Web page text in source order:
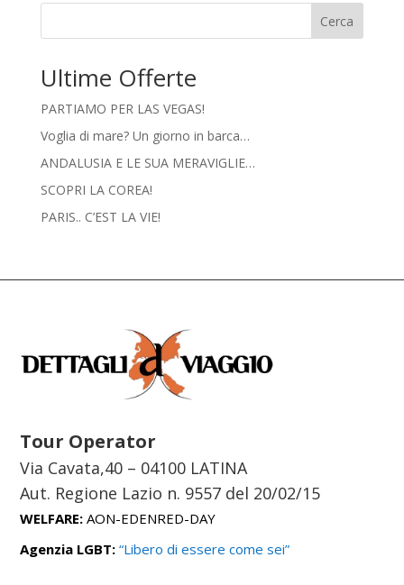
Cerca
Ultime Offerte
PARTIAMO PER LAS VEGAS!
Voglia di mare? Un giorno in barca…
ANDALUSIA E LE SUA MERAVIGLIE…
SCOPRI LA COREA!
PARIS.. C’EST LA VIE!
Tour Operator
Via Cavata,40 – 04100 LATINA
Aut. Regione Lazio n. 9557 del 20/02/15
WELFARE: AON-EDENRED-DAY
Agenzia LGBT: “Libero di essere come sei”